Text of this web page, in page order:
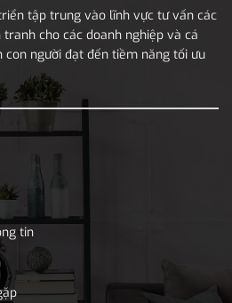
tập trung vào lĩnh vực tư vấn các
cho các doanh nghiệp và cá
người đạt đến tiềm năng tối ưu
tin